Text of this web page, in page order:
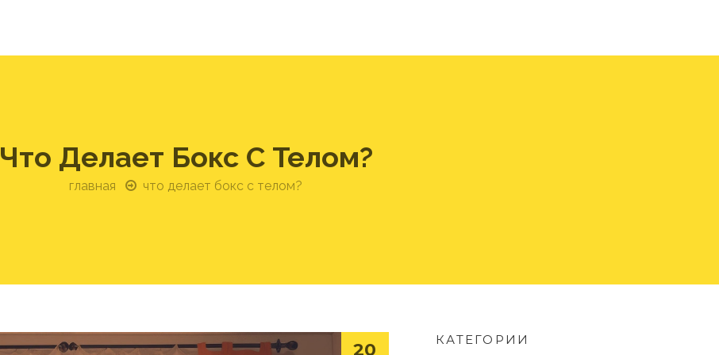
Что Делает Бокс С Телом?
главная что делает бокс с телом?
20 КАТЕГОРИИ